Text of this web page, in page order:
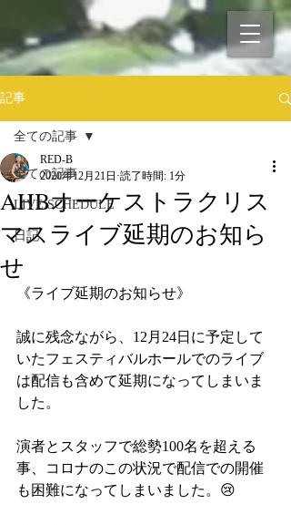
記事
全ての記事
LIVE SCHEDULE
日記
全ての記事
AHBオーケストラクリス
マスライブ延期のお知ら
せ
RED-B
2020年12月21日 読了時間: 1分
《ライブ延期のお知らせ》
誠に残念ながら、12月24日に予定して
いたフェスティバルホールでのライブ
は配信も含めて延期になってしまいま
した。
演者とスタッフで総勢100名を超える
事、コロナのこの状況で配信での開催
も困難になってしまいました。😢